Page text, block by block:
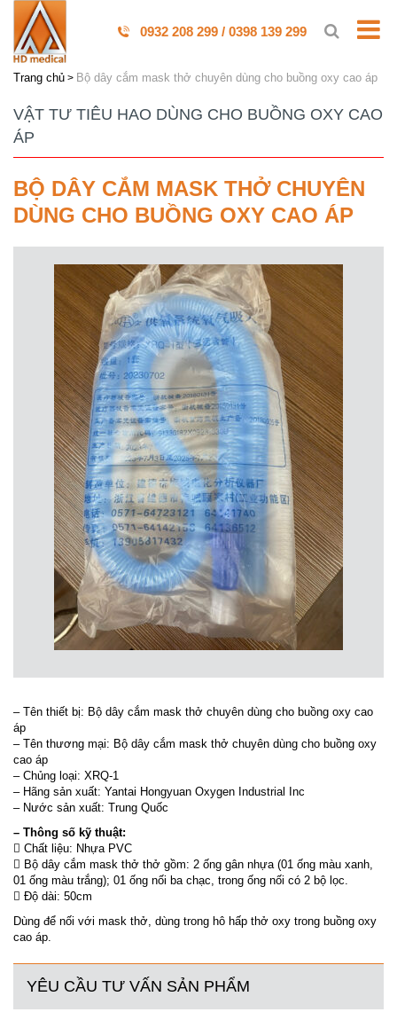
0932 208 299 / 0398 139 299
Trang chủ Bộ dây cắm mask thở chuyên dùng cho buồng oxy cao áp
VẬT TƯ TIÊU HAO DÙNG CHO BUỒNG OXY CAO
ÁP
BỘ DÂY CẮM MASK THỞ CHUYÊN
DÙNG CHO BUỒNG OXY CAO ÁP
– Tên thiết bị: Bộ dây cắm mask thở chuyên dùng cho buồng oxy cao
áp
– Tên thương mại: Bộ dây cắm mask thở chuyên dùng cho buồng oxy
cao áp
– Chủng loại: XRQ-1
– Hãng sản xuất: Yantai Hongyuan Oxygen Industrial Inc
– Nước sản xuất: Trung Quốc
– Thông số kỹ thuật:
 Chất liệu: Nhựa PVC
 Bộ dây cắm mask thở thở gồm: 2 ống gân nhựa (01 ống màu xanh,
01 ống màu trắng); 01 ống nối ba chạc, trong ống nối có 2 bộ lọc.
 Độ dài: 50cm
Dùng để nối với mask thở, dùng trong hô hấp thở oxy trong buồng oxy
cao áp.
YÊU CẦU TƯ VẤN SẢN PHẨM